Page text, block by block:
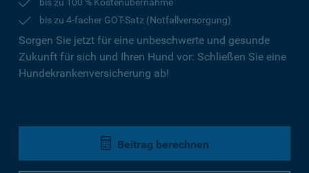
bis zu 4-facher GOT-Satz (Notfallversorgung)
Sorgen Sie jetzt für eine unbeschwerte und gesunde
Zukunft für sich und Ihren Hund vor: Schließen Sie eine
Hundekrankenversicherung ab!
Beitrag berechnen